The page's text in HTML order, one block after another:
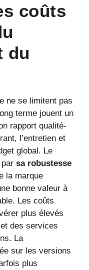
coûts
du
ne se limitent pas
terme jouent un
rapport qualité-
l’entretien et
global. Le
sa robustesse
la marque
bonne valeur à
Les coûts
plus élevés
des services
La
sur les versions
plus